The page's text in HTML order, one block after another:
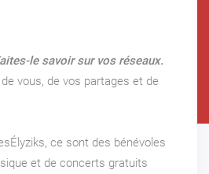
le savoir sur vos réseaux.
vous, de vos partages et de
ce sont des bénévoles
et de concerts gratuits